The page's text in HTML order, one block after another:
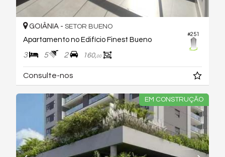
#251
GOIÂNIA - SETOR BUENO
Apartamento no Edifício Finest Bueno
3 5 2 160,00
Consulte-nos
EM CONSTRUÇÃO